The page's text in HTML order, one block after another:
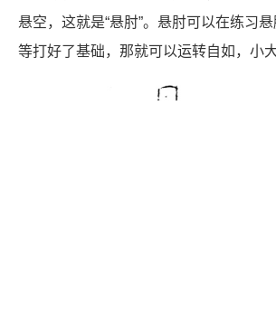
悬空，这就是“悬肘”。悬肘可以在练习悬
等打好了基础，那就可以运转自如，小